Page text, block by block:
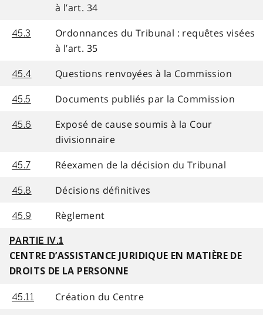
à l’art. 34
45.3
Ordonnances du Tribunal : requêtes visées
à l’art. 35
45.4 Questions renvoyées à la Commission
45.5 Documents publiés par la Commission
45.6
Exposé de cause soumis à la Cour
divisionnaire
45.7 Réexamen de la décision du Tribunal
45.8 Décisions définitives
45.9 Règlement
PARTIE IV.1
CENTRE D’ASSISTANCE JURIDIQUE EN MATIÈRE DE
DROITS DE LA PERSONNE
45.11 Création du Centre